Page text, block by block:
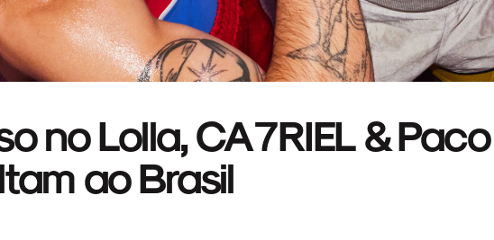
no Lolla, CA7RIEL & Paco
ao Brasil